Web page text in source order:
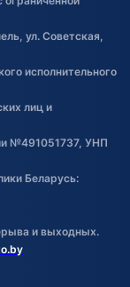
ул. Советская,
исполнительного
лиц и
№491051737, УНП
Беларусь:
и выходных.